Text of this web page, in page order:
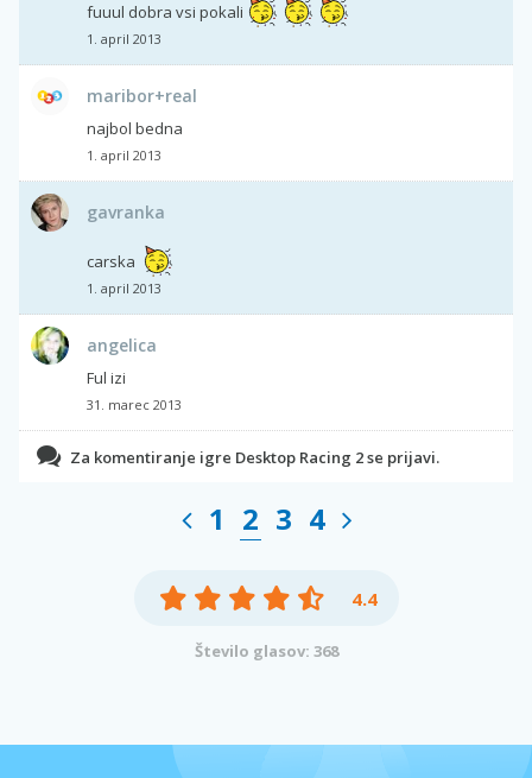
fuuul dobra vsi pokali
1. april 2013
maribor+real
najbol bedna
1. april 2013
gavranka
carska
1. april 2013
angelica
Ful izi
31. marec 2013
Za komentiranje igre Desktop Racing 2 se prijavi.
1 2 3 4
4.4
Število glasov: 368